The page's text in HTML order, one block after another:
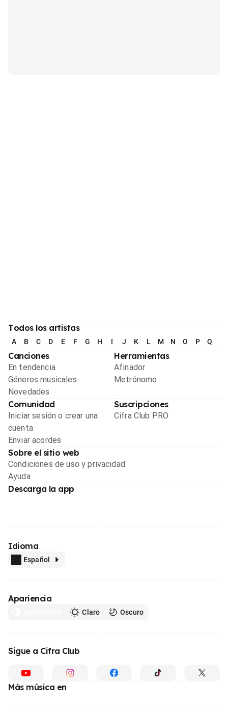
Todos los artistas
A B C D E F G H I J K L M N O P Q
Canciones
En tendencia
Géneros musicales
Novedades
Herramientas
Afinador
Metrónomo
Comunidad
Iniciar sesión o crear una
cuenta
Enviar acordes
Suscripciones
Cifra Club PRO
Sobre el sitio web
Condiciones de uso y privacidad
Ayuda
Descarga la app
Idioma
Español
Apariencia
Claro Oscuro
Sigue a Cifra Club
Más música en